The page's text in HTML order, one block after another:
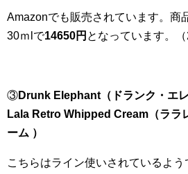
Amazonでも販売されています。商
30ｍlで14650円 となっています。（
③Drunk Elephant（ドランク・エレ
Lala Retro Whipped Cream（ララ
ーム ）
こちらはライン使いされているよう